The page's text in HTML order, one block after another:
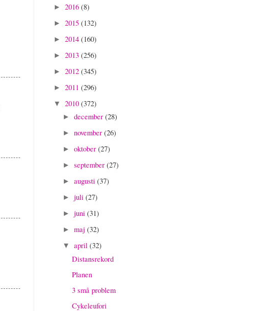
► 2016 (8)
► 2015 (132)
► 2014 (160)
► 2013 (256)
► 2012 (345)
► 2011 (296)
▼ 2010 (372)
► december (28)
► november (26)
► oktober (27)
► september (27)
► augusti (37)
► juli (27)
► juni (31)
► maj (32)
▼ april (32)
Distansrekord
Planen
3 små problem
Cykeleufori